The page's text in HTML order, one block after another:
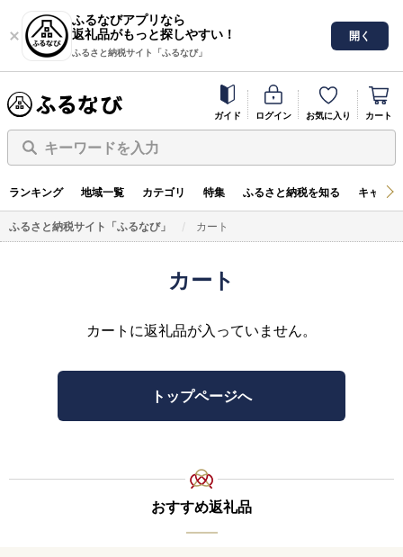
ふるなびアプリなら
返礼品がもっと探しやすい！
ふるさと納税サイト「ふるなび」
開く
ガイド ログイン お気に入り カート
キーワードを入力
ランキング 地域一覧 カテゴリ 特集 ふるさと納税を知る キャン
ふるさと納税サイト「ふるなび」 カート
カート
カートに返礼品が入っていません。
トップページへ
おすすめ返礼品